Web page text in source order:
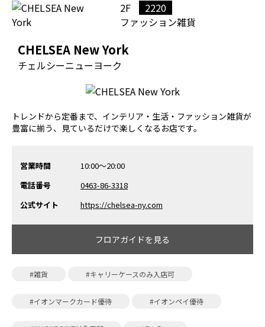
2F
2220
ファッション雑貨
CHELSEA New York
チェルシーニューヨーク
トレンドから定番まで、インテリア・生活・ファッション雑貨が
豊富に揃う、見ているだけで楽しくなるお店です。
フロアガイドを見る
営業時間
10:00～20:00
電話番号
0463-86-3318
公式サイト
https://chelsea-ny.com
#雑貨 #キャリーケースのみ入店可
#イオンマークカード優待 #イオンペイ優待